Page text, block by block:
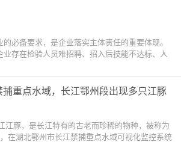
必备要求，是企业落实主体责任的重要体现。
业存在检验人员难招聘、招入后技能不达标、人
捕重点水域，长江鄂州段出现多只江豚
江豚，是长江特有的古老而珍稀的物种，被称为
在湖北鄂州市长江禁捕重点水域可视化监控系统